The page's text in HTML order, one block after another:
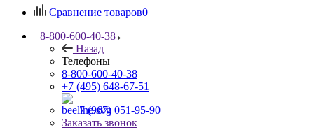
Сравнение товаров0
8-800-600-40-38
Назад
Телефоны
8-800-600-40-38
+7 (495) 648-67-51
+7 (967) 051-95-90
Заказать звонок